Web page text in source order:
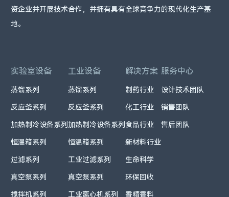
资企业并开展技术合作，并拥有具有全球竞争力的现代化生产基
地。
实验室设备
蒸馏系列
反应釜系列
加热制冷设备系列
恒温箱系列
过滤系列
真空泵系列
搅拌机系列
工业设备
蒸馏系列
反应釜系列
加热制冷设备系列
恒温箱系列
工业过滤系列
真空泵系列
工业离心机系列
解决方案
制药行业
化工行业
食品行业
新材料行业
生命科学
环保回收
香精香料
服务中心
设计技术团队
销售团队
售后团队